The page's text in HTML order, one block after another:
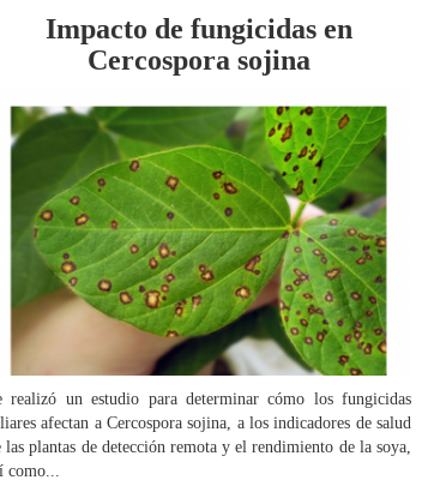
Impacto de fungicidas en
Cercospora sojina
realizó un estudio para determinar cómo los fungicidas
afectan a Cercospora sojina, a los indicadores de salud
las plantas de detección remota y el rendimiento de la soya,
como...